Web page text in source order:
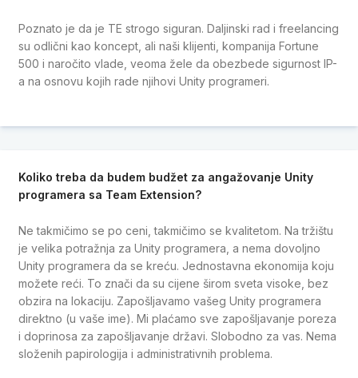
Poznato je da je TE strogo siguran. Daljinski rad i freelancing
su odlični kao koncept, ali naši klijenti, kompanija Fortune
500 i naročito vlade, veoma žele da obezbede sigurnost IP-
a na osnovu kojih rade njihovi Unity programeri.
Koliko treba da budem budžet za angažovanje Unity
programera sa Team Extension?
Ne takmičimo se po ceni, takmičimo se kvalitetom. Na tržištu
je velika potražnja za Unity programera, a nema dovoljno
Unity programera da se kreću. Jednostavna ekonomija koju
možete reći. To znači da su cijene širom sveta visoke, bez
obzira na lokaciju. Zapošljavamo vašeg Unity programera
direktno (u vaše ime). Mi plaćamo sve zapošljavanje poreza
i doprinosa za zapošljavanje državi. Slobodno za vas. Nema
složenih papirologija i administrativnih problema.